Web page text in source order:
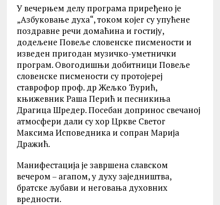
У вечерњем делу програма приређено је
„Азбуковање духа“, током којег су упућене
поздравне речи домаћина и гостију,
додељене Повеље словенске писмености и
изведен пригодан музичко-уметнички
програм. Овогодишњи добитници Повеље
словенске писмености су протојереј
ставрофор проф. др Жељко Ђурић,
књижевник Раша Перић и песникиња
Драгица Шредер. Посебан допринос свечаној
атмосфери дали су хор Цркве Светог
Максима Исповедника и сопран Марија
Дражић.
Манифестација је завршена славском
вечером – агапом, у духу заједништва,
братске љубави и неговања духовних
вредности.